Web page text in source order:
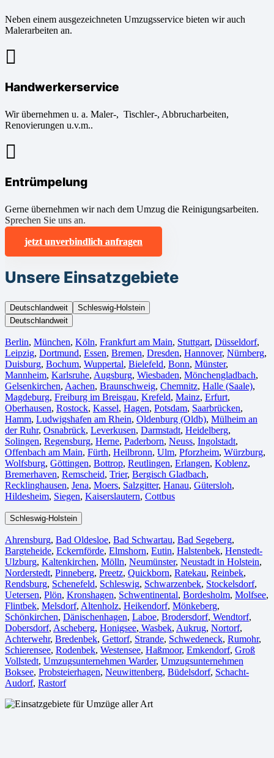
Neben einem ausgezeichneten Umzugsservice bieten wir auch
Malerarbeiten an.
Handwerkerservice
Wir übernehmen u. a. Maler-, Tischler-, Abbrucharbeiten,
Renovierungen u.v.m..
Entrümpelung
Gerne übernehmen wir nach dem Umzug die Reinigungsarbeiten.
Sprechen Sie uns an.
jetzt unverbindlich anfragen
Unsere Einsatzgebiete
Deutschlandweit
Schleswig-Holstein
Deutschlandweit
Berlin⁠, München, Köln⁠, Frankfurt am Main, Stuttgart, Düsseldorf,
Leipzig, Dortmund, Essen, Bremen, Dresden, Hannover, Nürnberg,
Duisburg⁠, Bochum, Wuppertal⁠, Bielefeld⁠, Bonn⁠, Münster⁠,
Mannheim, Karlsruhe, Augsburg, Wiesbaden⁠, Mönchengladbach⁠,
Gelsenkirchen⁠, Aachen⁠, Braunschweig, Chemnitz⁠, Halle (Saale)⁠,
Magdeburg, Freiburg im Breisgau⁠, Krefeld⁠, Mainz⁠, Erfurt,
Oberhausen⁠, Rostock⁠, Kassel⁠, Hagen, Potsdam, Saarbrücken⁠,
Hamm, Ludwigshafen am Rhein⁠, Oldenburg (Oldb), Mülheim an
der Ruhr, Osnabrück⁠, Leverkusen, Darmstadt⁠, Heidelberg,
Solingen, Regensburg, Herne⁠, Paderborn, Neuss, Ingolstadt,
Offenbach am Main, Fürth⁠, Heilbronn, Ulm⁠, Pforzheim, Würzburg,
Wolfsburg⁠, Göttingen, Bottrop, Reutlingen, Erlangen⁠, Koblenz,
Bremerhaven⁠, Remscheid, Trier⁠, Bergisch Gladbach,
Recklinghausen, Jena⁠, Moers⁠, Salzgitter⁠, Hanau, Gütersloh,
Hildesheim⁠, Siegen⁠, Kaiserslautern⁠, Cottbus⁠
Schleswig-Holstein
Ahrensburg, Bad Oldesloe, Bad Schwartau, Bad Segeberg,
Bargteheide, Eckernförde, Elmshorn, Eutin, Halstenbek, Henstedt-
Ulzburg, Kaltenkirchen, Mölln, Neumünster, Neustadt in Holstein,
Norderstedt, Pinneberg, Preetz, Quickborn, Ratekau, Reinbek,
Rendsburg, Schenefeld, Schleswig, Schwarzenbek, Stockelsdorf,
Uetersen, Plön, Kronshagen, Schwentinental, Bordesholm, Molfsee,
Flintbek, Melsdorf, Altenholz, Heikendorf, Mönkeberg,
Schönkirchen, Dänischenhagen, Laboe, Brodersdorf, Wendtorf,
Dobersdorf, Ascheberg, Honigsee, Wasbek, Aukrug, Nortorf,
Achterwehr, Bredenbek, Gettorf, Strande, Schwedeneck, Rumohr,
Schierensee, Rodenbek, Westensee, Haßmoor, Emkendorf, Groß
Vollstedt, Umzugsunternehmen Warder, Umzugsunternehmen
Boksee, Probsteierhagen, Neuwittenberg, Büdelsdorf, Schacht-
Audorf, Rastorf